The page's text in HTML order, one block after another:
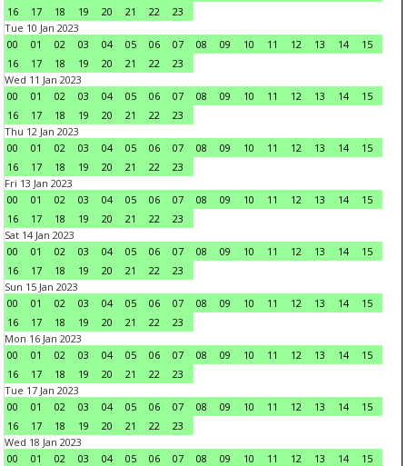
16 17 18 19 20 21 22
23
Tue 10 Jan 2023
00
01 02 03 04 05 06 07 08 09 10 11 12 13 14
15
16
17 18 19 20 21 22
23
Wed 11 Jan 2023
00
01 02 03 04 05 06 07 08 09 10 11 12 13 14
15
16
17 18 19 20 21 22
23
Thu 12 Jan 2023
00
01 02 03 04 05 06 07 08 09 10 11 12 13 14
15
16
17 18 19 20 21 22
23
Fri 13 Jan 2023
00
01 02 03 04 05 06 07 08 09 10 11 12 13 14
15
16
17 18 19 20 21 22
23
Sat 14 Jan 2023
00
01 02 03 04 05 06 07 08 09 10 11 12 13 14
15
16
17 18 19 20 21 22
23
Sun 15 Jan 2023
00
01 02 03 04 05 06 07 08 09 10 11 12 13 14
15
16
17 18 19 20 21 22
23
Mon 16 Jan 2023
00
01 02 03 04 05 06 07 08 09 10 11 12 13 14
15
16
17 18 19 20 21 22
23
Tue 17 Jan 2023
00
01 02 03 04 05 06 07 08 09 10 11 12 13 14
15
16
17 18 19 20 21 22
23
Wed 18 Jan 2023
00
01 02 03 04 05 06 07 08 09 10 11 12 13 14
15